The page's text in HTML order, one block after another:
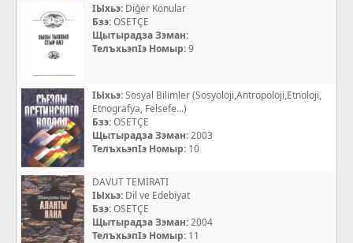
IЫхьэ: Diğer Konular
Бзэ:OSETÇE
Щытырадза Зэман:
ТелъхьэпIэ Номыр:9
IЫхьэ:Sosyal Bilimler (Sosyoloji,Antropoloji,Etnoloji,
Etnografya, Felsefe...)
Бзэ:OSETÇE
Щытырадза Зэман:2003
ТелъхьэпIэ Номыр: 10
DAVUT TEMIRATI
IЫхьэ: Dil ve Edebiyat
Бзэ:OSETÇE
Щытырадза Зэман:2004
ТелъхьэпIэ Номыр: 11